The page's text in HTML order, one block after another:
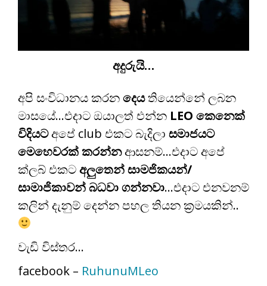
අදුරුයි…
අපි සංවිධානය කරනදෙයතියෙන්නේ ලබන
මාසයේ…එදාට ඔයාලත් එන්න LEO කෙනෙක්
විදියටඅපේ club එකට බැදිලා සමාජයට
මෙහෙවරක් කරන්නආසනම්…එදාට අපේ
ක්ලබ් එකටඅලුතෙන් සාමජිකයන්/
සාමාජිකාවන් බධවා ගන්නවා…එදාට එනවනම්
කලින් දැනුම් දෙන්න පහල තියන ක්‍රමයකින්..
වැඩි විස්තර…
facebook – RuhunuMLeo